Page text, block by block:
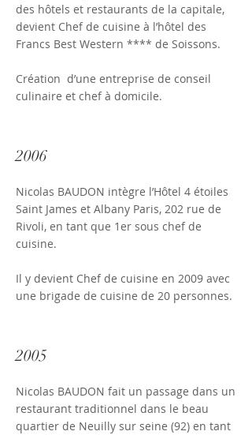
des hôtels et restaurants de la capitale,
devient Chef de cuisine à l’hôtel des
Francs Best Western **** de Soissons.
Création d’une entreprise de conseil
culinaire et chef à domicile.
2006
Nicolas BAUDON intègre l’Hôtel 4 étoiles
Saint James et Albany Paris, 202 rue de
Rivoli, en tant que 1er sous chef de
cuisine.
Il y devient Chef de cuisine en 2009 avec
une brigade de cuisine de 20 personnes.
2005
Nicolas BAUDON fait un passage dans un
restaurant traditionnel dans le beau
quartier de Neuilly sur seine (92) en tant